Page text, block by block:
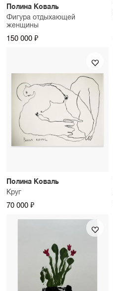
Полина Коваль
Фигура отдыхающей
женщины
150 000 ₽
Полина Коваль
Круг
70 000 ₽